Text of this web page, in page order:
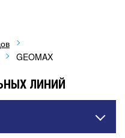
GEOMAX
ЛИНИЙ